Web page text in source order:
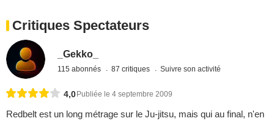
Critiques Spectateurs
_Gekko_
115 abonnés 87 critiques Suivre son activité
4,0 Publiée le 4 septembre 2009
Redbelt est un long métrage sur le Ju-jitsu, mais qui au final, n'en